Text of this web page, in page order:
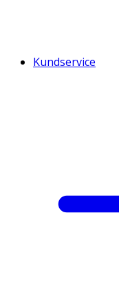
Kundservice